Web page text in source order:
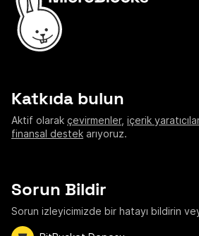
Katkıda bulun
Aktif olarak çevirmenler, içerik
finansal destek arıyoruz.
Sorun Bildir
Sorun izleyicimizde bir hatayı bildirin